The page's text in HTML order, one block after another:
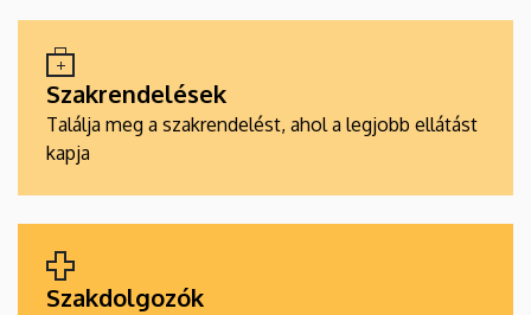
Szakrendelések
Találja meg a szakrendelést, ahol a legjobb ellátást
kapja
Szakdolgozók